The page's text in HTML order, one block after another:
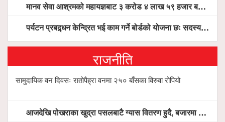
मानव सेवा आश्रमको महायज्ञबाट ३ करोड ४ लाख ५९ हजार बचत, १ करोड ४४ लाख उठ्न बाँकी, विना संचार माध्यम तर प्रचार प्रसारमै भयो १९ लाख खर्च !
पर्यटन प्रबद्र्धन केन्द्रित भई काम गर्ने बोर्डको योजना छः सदस्य पोखरेल, चलिय पोखरालाई थप प्रभावकारी बनाउन होटल संघको माग
राजनीति
सामुदायिक वन दिवसः रातोपैह्रा वनमा २५० बाँसका विरुवा रोपियो
आजदेखि पोखराका खुद्रा पसलबाटै ग्यास वितरण हुदै, बजारमा ७ हजार भन्दा बढी सिलिण्डर आउने तयारी